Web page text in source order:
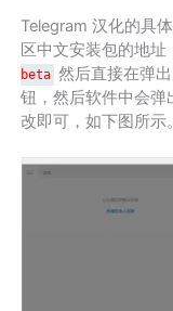
Telegram 汉化的具
区中文安装包的地址
beta 然后直接在弹
钮，然后软件中会弹
改即可，如下图所示。